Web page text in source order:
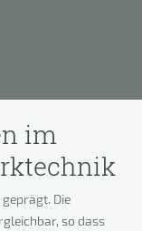
im
Die
so dass